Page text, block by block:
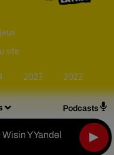
Podcasts
Y Yandel
site
2023 2022